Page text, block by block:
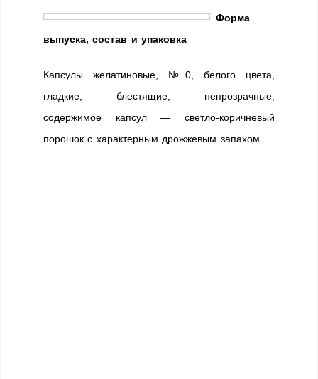
Форма
выпуска, состав и упаковка
Капсулы желатиновые, №0, белого цвета,
гладкие, блестящие, непрозрачные;
содержимое капсул — светло-коричневый
порошок с характерным дрожжевым запахом.